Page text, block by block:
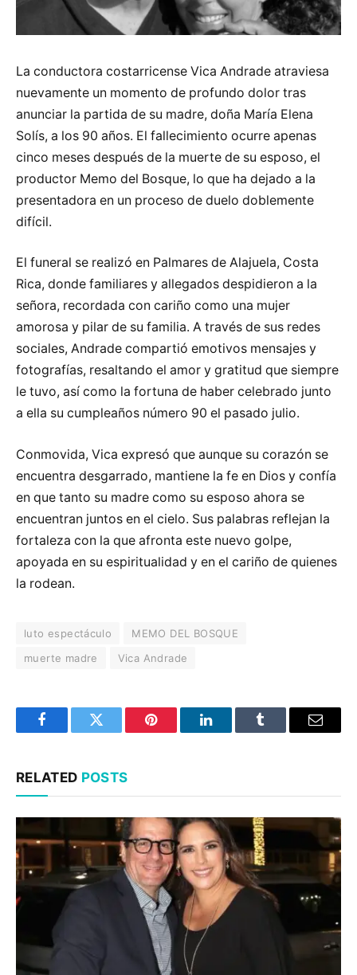
La conductora costarricense Vica Andrade atraviesa
nuevamente un momento de profundo dolor tras
anunciar la partida de su madre, doña María Elena
Solís, a los 90 años. El fallecimiento ocurre apenas
cinco meses después de la muerte de su esposo, el
productor Memo del Bosque, lo que ha dejado a la
presentadora en un proceso de duelo doblemente
difícil.
El funeral se realizó en Palmares de Alajuela, Costa
Rica, donde familiares y allegados despidieron a la
señora, recordada con cariño como una mujer
amorosa y pilar de su familia. A través de sus redes
sociales, Andrade compartió emotivos mensajes y
fotografías, resaltando el amor y gratitud que siempre
le tuvo, así como la fortuna de haber celebrado junto
a ella su cumpleaños número 90 el pasado julio.
Conmovida, Vica expresó que aunque su corazón se
encuentra desgarrado, mantiene la fe en Dios y confía
en que tanto su madre como su esposo ahora se
encuentran juntos en el cielo. Sus palabras reflejan la
fortaleza con la que afronta este nuevo golpe,
apoyada en su espiritualidad y en el cariño de quienes
la rodean.
luto espectáculo
MEMO DEL BOSQUE
muerte madre
Vica Andrade
FacebookTwitter Pinterest LinkedInTumblr Email
RELATED POSTS